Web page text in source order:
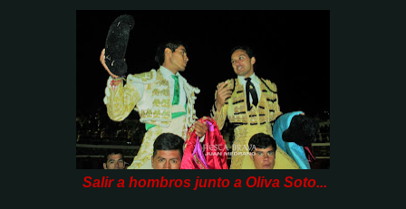
Salir a hombros junto a Oliva Soto...